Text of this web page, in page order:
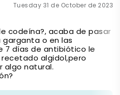
Tuesday 31 de October de 2023
codeína?, acaba de pasar
o en las
7 días de antibiótico le
algidol,pero
algo natural.